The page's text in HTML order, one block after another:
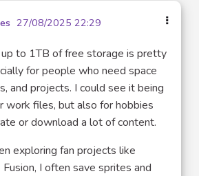
27/08/2025 22:29
to 1TB of free storage is pretty
for people who need space
and projects. I could see it being
work files, but also for hobbies
or download a lot of content.
exploring fan projects like
I often save sprites and